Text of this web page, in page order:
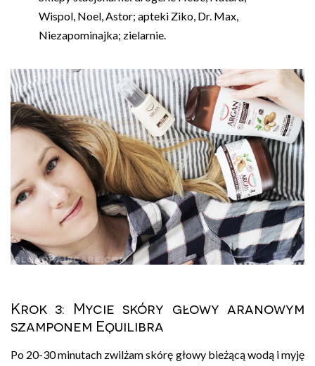
Wispol, Noel, Astor; apteki Ziko, Dr. Max,
Niezapominajka; zielarnie.
Krok 3: Mycie skóry głowy aranowym
szamponem Equilibra
Po 20-30 minutach zwilżam skórę głowy bieżącą wodą i myję